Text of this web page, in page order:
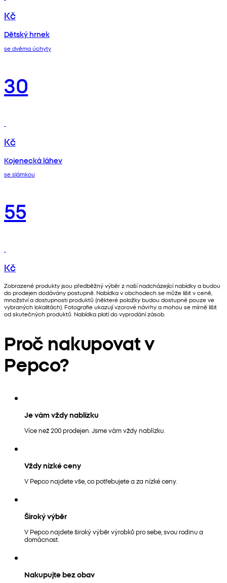
Kč
Dětský hrnek
se dvěma úchyty
30
Kč
Kojenecká láhev
se slámkou
55
Kč
Zobrazené produkty jsou předběžný výběr z naší nadcházející nabídky a budou
do prodejen dodávány postupně. Nabídka v obchodech se může lišit v ceně,
množství a dostupnosti produktů (některé položky budou dostupné pouze ve
vybraných lokalitách). Fotografie ukazují vzorové návrhy a mohou se mírně lišit
od skutečných produktů. Nabídka platí do vyprodání zásob.
Proč nakupovat v
Pepco?
Je vám vždy nablízku
Více než 200 prodejen. Jsme vám vždy nablízku.
Vždy nízké ceny
V Pepco najdete vše, co potřebujete a za nízké ceny.
Široký výběr
V Pepco najdete široký výběr výrobků pro sebe, svou rodinu a
domácnost.
Nakupujte bez obav